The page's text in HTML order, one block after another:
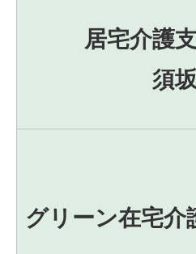
居宅介護
須
グリーン在宅介